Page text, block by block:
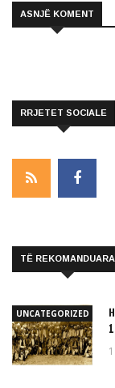
ASNJË KOMENT
RRJETET SOCIALE
TË REKOMANDUARA
UNCATEGORIZED